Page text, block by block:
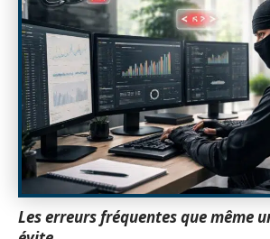
Les erreurs fréquentes que même